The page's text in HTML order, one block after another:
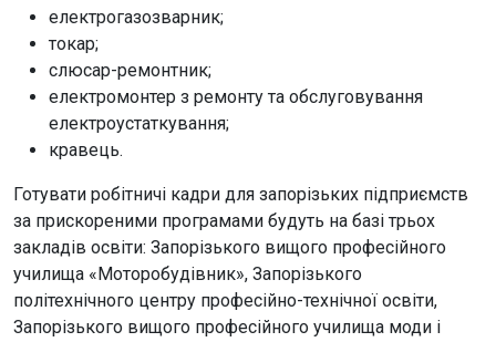
електрогазозварник;
токар;
слюсар-ремонтник;
електромонтер з ремонту та обслуговування
електроустаткування;
кравець.
Готувати робітничі кадри для запорізьких підприємств
за прискореними програмами будуть на базі трьох
закладів освіти: Запорізького вищого професійного
училища «Моторобудівник», Запорізького
політехнічного центру професійно-технічної освіти,
Запорізького вищого професійного училища моди і